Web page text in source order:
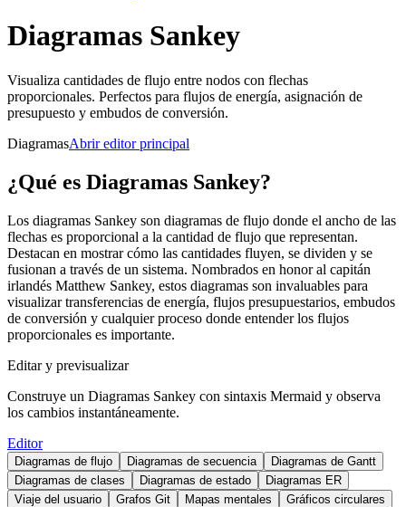
Diagramas Sankey
Visualiza cantidades de flujo entre nodos con flechas
proporcionales. Perfectos para flujos de energía, asignación de
presupuesto y embudos de conversión.
DiagramasAbrir editor principal
¿Qué es Diagramas Sankey?
Los diagramas Sankey son diagramas de flujo donde el ancho de las
flechas es proporcional a la cantidad de flujo que representan.
Destacan en mostrar cómo las cantidades fluyen, se dividen y se
fusionan a través de un sistema. Nombrados en honor al capitán
irlandés Matthew Sankey, estos diagramas son invaluables para
visualizar transferencias de energía, flujos presupuestarios, embudos
de conversión y cualquier proceso donde entender los flujos
proporcionales es importante.
Editar y previsualizar
Construye un Diagramas Sankey con sintaxis Mermaid y observa
los cambios instantáneamente.
Editor
Diagramas de flujo Diagramas de secuencia
Diagramas de Gantt
Diagramas de clases
Diagramas de estado
Diagramas ER
Viaje del usuario
Grafos Git Mapas mentales
Gráficos circulares